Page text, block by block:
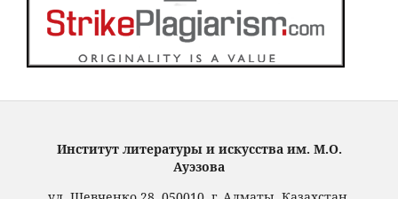
Институт литературы и искусства им. М.О.
Ауэзова